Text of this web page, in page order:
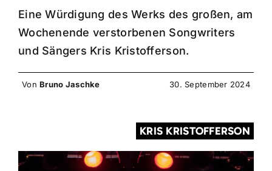
Eine Würdigung des Werks des großen, am
Wochenende verstorbenen Songwriters
und Sängers Kris Kristofferson.
VonBruno Jaschke 30. September 2024
KRIS KRISTOFFERSON